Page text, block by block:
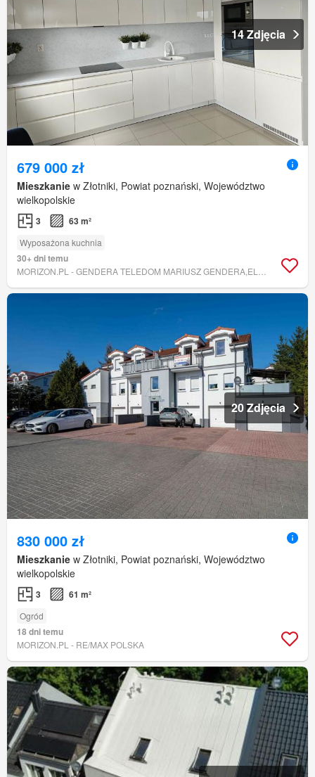
14 Zdjęcia
679 000 zł
Mieszkanie w Złotniki, Powiat poznański, Województwo
wielkopolskie
3 63 m²
Wyposażona kuchnia
30+ dni temu
20 Zdjęcia
830 000 zł
Mieszkanie w Złotniki, Powiat poznański, Województwo
wielkopolskie
3 61 m²
Ogród
18 dni temu
MORIZON.PL - RE/MAX POLSKA